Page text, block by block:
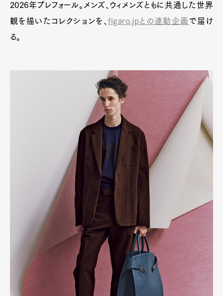
2026年プレフォール。メンズ、ウィメンズともに共通した世界
観を描いたコレクションを、figaro.jpとの連動企画 で届け
る。